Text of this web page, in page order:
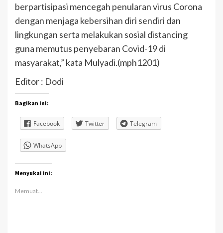
berpartisipasi mencegah penularan virus Corona
dengan menjaga kebersihan diri sendiri dan
lingkungan serta melakukan sosial distancing
guna memutus penyebaran Covid-19 di
masyarakat,” kata Mulyadi.(mph1201)
Editor : Dodi
Bagikan ini:
Facebook Twitter Telegram
WhatsApp
Menyukai ini:
Memuat...